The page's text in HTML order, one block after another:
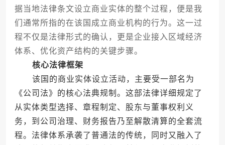
据当地法律条文设立商业实体的整个过程，便是我
们通常所指的在该国成立商业机构的行为。这一过
程不仅是法律形式的确认，更是企业接入区域经济
体系、优化资产结构的关键步骤。
核心法律框架
该国的商业实体设立活动，主要受一部名为
《公司法》的核心法典规制。这部法律详细规定了
从实体类型选择、章程制定、股东与董事权利义
务，到公司治理、财务报告乃至解散清算的全套流
程。法律体系承袭了普通法的传统，同时又融入了